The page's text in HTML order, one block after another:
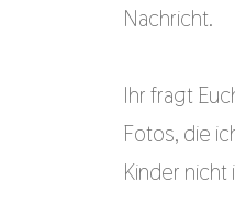
Nachricht.
Ihr fragt
Fotos, die
Kinder